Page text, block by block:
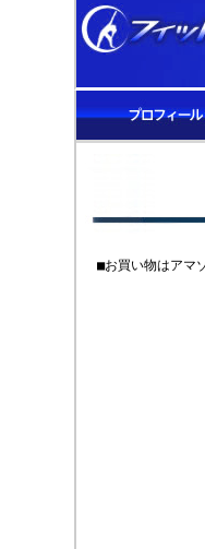
■お買い物はアマ